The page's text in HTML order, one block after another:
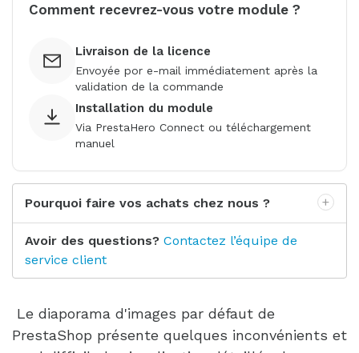
Comment recevrez-vous votre module ?
Livraison de la licence
Envoyée por e-mail immédiatement après la
validation de la commande
Installation du module
Via PrestaHero Connect ou téléchargement
manuel
Pourquoi faire vos achats chez nous ?
Avoir des questions? Contactez l’équipe de
service client
Le diaporama d'images par défaut de
PrestaShop présente quelques inconvénients et